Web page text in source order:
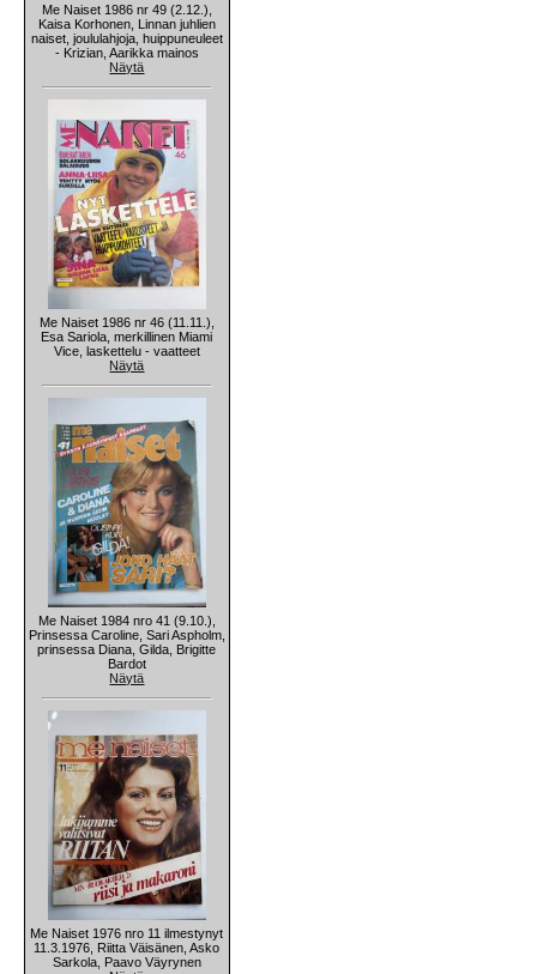
Me Naiset 1986 nr 49 (2.12.),
Kaisa Korhonen, Linnan juhlien
naiset, joululahjoja, huippuneuleet
- Krizian, Aarikka mainos
Näytä
Me Naiset 1986 nr 46 (11.11.),
Esa Sariola, merkillinen Miami
Vice, laskettelu - vaatteet
Näytä
Me Naiset 1984 nro 41 (9.10.),
Prinsessa Caroline, Sari Aspholm,
prinsessa Diana, Gilda, Brigitte
Bardot
Näytä
Me Naiset 1976 nro 11 ilmestynyt
11.3.1976, Riitta Väisänen, Asko
Sarkola, Paavo Väyrynen